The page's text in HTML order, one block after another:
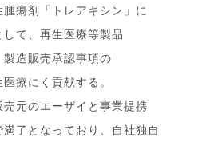
瘍剤「トレアキシン」に
て、再生医療等製品
造販売承認事項の
療にく貢献する。
元のエーザイと事業提携
了となっており、自社独自